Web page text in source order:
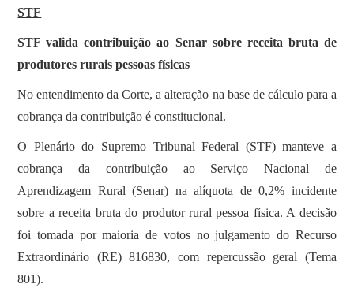
STF
STF valida contribuição ao Senar sobre receita bruta de
produtores rurais pessoas físicas
No entendimento da Corte, a alteração na base de cálculo para a
cobrança da contribuição é constitucional.
O Plenário do Supremo Tribunal Federal (STF) manteve a
cobrança da contribuição ao Serviço Nacional de
Aprendizagem Rural (Senar) na alíquota de 0,2% incidente
sobre a receita bruta do produtor rural pessoa física. A decisão
foi tomada por maioria de votos no julgamento do Recurso
Extraordinário (RE) 816830, com repercussão geral (Tema
801).